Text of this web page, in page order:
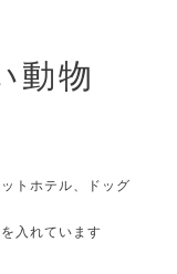
動物
トホテル、ドッグ
入れています